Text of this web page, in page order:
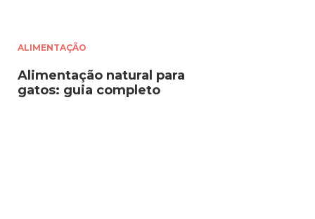
ALIMENTAÇÃO
Alimentação natural para
gatos: guia completo